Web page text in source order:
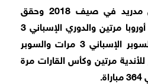
وقدم فينيسيوس إلى ريال مدريد في صيف 2018 وحقق
برفقته بطولات دوري أبطال أوروبا مرتين والدوري الإسباني 3
مرات وكأس إسبانيا مرة والسوبر الإسباني 3 مرات والسوبر
مرتين وكأس القارات مرة